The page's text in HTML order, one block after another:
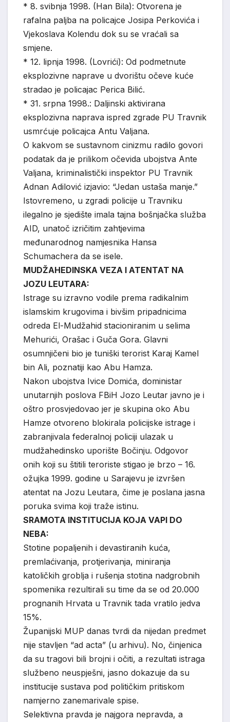
* 8. svibnja 1998. (Han Bila): Otvorena je
rafalna paljba na policajce Josipa Perkovića i
Vjekoslava Kolendu dok su se vraćali sa
smjene.
* 12. lipnja 1998. (Lovrići): Od podmetnute
eksplozivne naprave u dvorištu očeve kuće
stradao je policajac Perica Bilić.
* 31. srpna 1998.: Daljinski aktivirana
eksplozivna naprava ispred zgrade PU Travnik
usmrćuje policajca Antu Valjana.
O kakvom se sustavnom cinizmu radilo govori
podatak da je prilikom očevida ubojstva Ante
Valjana, kriminalistički inspektor PU Travnik
Adnan Adilović izjavio: “Jedan ustaša manje.”
Istovremeno, u zgradi policije u Travniku
ilegalno je sjedište imala tajna bošnjačka služba
AID, unatoč izričitim zahtjevima
međunarodnog namjesnika Hansa
Schumachera da se isele.
MUDŽAHEDINSKA VEZA I ATENTAT NA
JOZU LEUTARA:
Istrage su izravno vodile prema radikalnim
islamskim krugovima i bivšim pripadnicima
odreda El-Mudžahid stacioniranim u selima
Mehurići, Orašac i Guča Gora. Glavni
osumnjičeni bio je tuniški terorist Karaj Kamel
bin Ali, poznatiji kao Abu Hamza.
Nakon ubojstva Ivice Domića, doministar
unutarnjih poslova FBiH Jozo Leutar javno je i
oštro prosvjedovao jer je skupina oko Abu
Hamze otvoreno blokirala policijske istrage i
zabranjivala federalnoj policiji ulazak u
mudžahedinsko uporište Bočinju. Odgovor
onih koji su štitili teroriste stigao je brzo – 16.
ožujka 1999. godine u Sarajevu je izvršen
atentat na Jozu Leutara, čime je poslana jasna
poruka svima koji traže istinu.
SRAMOTA INSTITUCIJA KOJA VAPI DO
NEBA:
Stotine popaljenih i devastiranih kuća,
premlaćivanja, protjerivanja, miniranja
katoličkih groblja i rušenja stotina nadgrobnih
spomenika rezultirali su time da se od 20.000
prognanih Hrvata u Travnik tada vratilo jedva
15%.
Županijski MUP danas tvrdi da nijedan predmet
nije stavljen “ad acta” (u arhivu). No, činjenica
da su tragovi bili brojni i očiti, a rezultati istraga
službeno neuspješni, jasno dokazuje da su
institucije sustava pod političkim pritiskom
namjerno zanemarivale spise.
Selektivna pravda je najgora nepravda, a